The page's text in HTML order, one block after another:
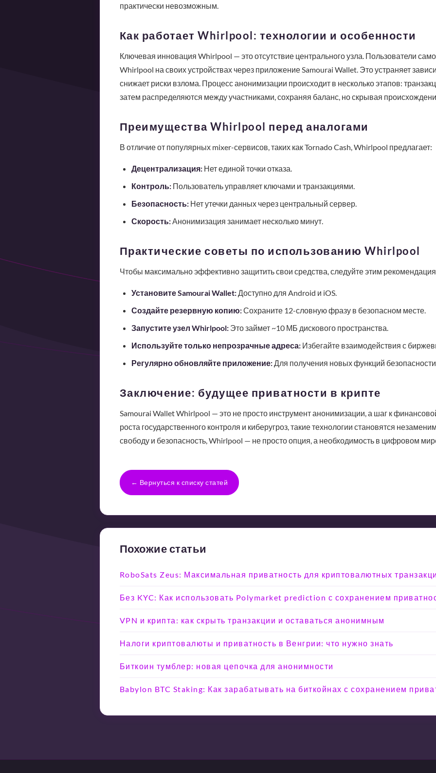
практически невозможным.
Как работает Whirlpool: технологии и особенности
Ключевая инновация Whirlpool — это отсутствие центрального узла. Пользователи
Whirlpool на своих устройствах через приложение Samourai Wallet. Это устраняет
снижает риски взлома. Процесс анонимизации происходит в несколько этапов:
затем распределяются между участниками, сохраняя баланс, но скрывая
Преимущества Whirlpool перед аналогами
В отличие от популярных mixer-сервисов, таких как Tornado Cash, Whirlpool предлагает:
Децентрализация:Нет единой точки отказа.
Контроль:Пользователь управляет ключами и транзакциями.
Безопасность:Нет утечки данных через центральный сервер.
Скорость:Анонимизация занимает несколько минут.
Практические советы по использованию Whirlpool
Чтобы максимально эффективно защитить свои средства, следуйте этим
Установите Samourai Wallet:Доступно для Android и iOS.
Создайте резервную копию:Сохраните 12-словную фразу в безопасном месте.
Запустите узел Whirlpool:Это займет ~10 МБ дискового пространства.
Используйте только непрозрачные адреса:Избегайте взаимодействия с
Регулярно обновляйте приложение:Для получения новых функций
Заключение: будущее приватности в крипте
Samourai Wallet Whirlpool — это не просто инструмент анонимизации, а шаг к
роста государственного контроля и киберугроз, такие технологии становятся
свободу и безопасность, Whirlpool — не просто опция, а необходимость в цифровом
← Вернуться к списку статей
Похожие статьи
RoboSats Zeus: Максимальная приватность для криптовалютных
Без KYC: Как использовать Polymarket prediction с сохранением
VPN и крипта: как скрыть транзакции и оставаться анонимным
Налоги криптовалюты и приватность в Венгрии: что нужно знать
Биткоин тумблер: новая цепочка для анонимности
Babylon BTC Staking: Как зарабатывать на биткойнах с сохранением